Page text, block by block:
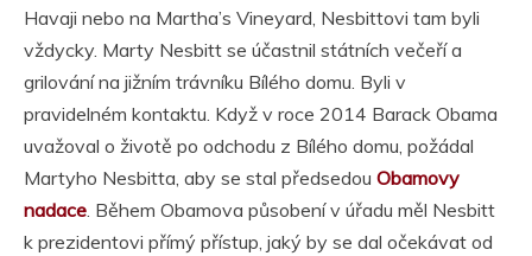
Havaji nebo na Martha’s Vineyard, Nesbittovi tam byli
vždycky. Marty Nesbitt se účastnil státních večeří a
grilování na jižním trávníku Bílého domu. Byli v
pravidelném kontaktu. Když v roce 2014 Barack Obama
uvažoval o životě po odchodu z Bílého domu, požádal
Martyho Nesbitta, aby se stal předsedou Obamovy
nadace. Během Obamova působení v úřadu měl Nesbitt
k prezidentovi přímý přístup, jaký by se dal očekávat od